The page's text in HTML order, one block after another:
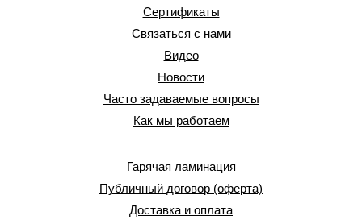
Сертификаты
Связаться с нами
Видео
Новости
Часто задаваемые вопросы
Как мы работаем
Гарячая ламинация
Публичный договор (оферта)
Доставка и оплата